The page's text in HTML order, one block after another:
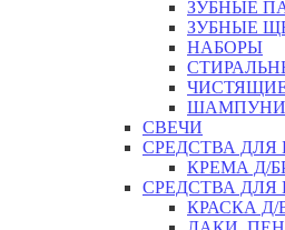
ЗУБНЫЕ
ЗУБНЫЕ
НАБОРЫ
ШАМПУНИ
СВЕЧИ
СРЕДСТВА ДЛЯ
КРЕМА Д/
СРЕДСТВА ДЛЯ
КРАСКА